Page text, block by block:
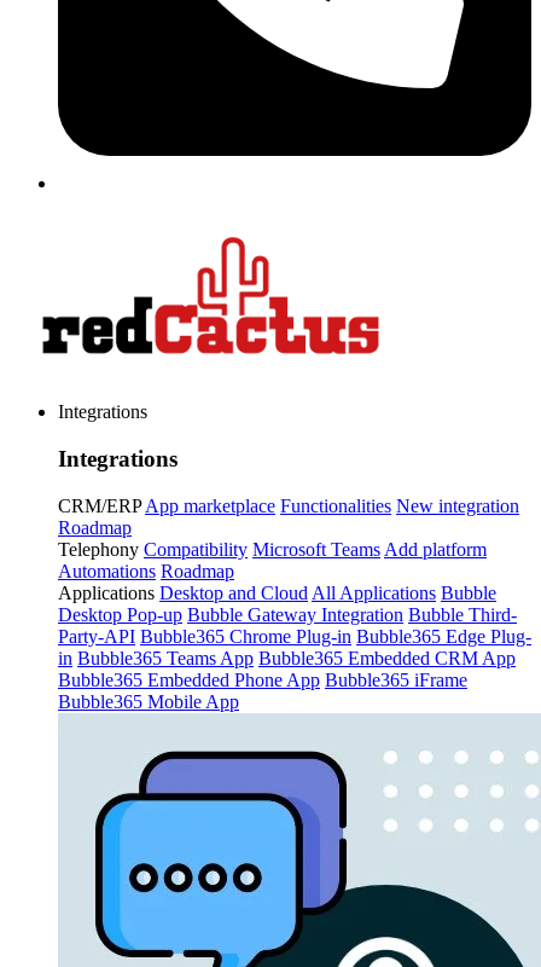
Integrations
Integrations
CRM/ERP App marketplace Functionalities New integration
Roadmap
Telephony Compatibility Microsoft Teams Add platform
Automations Roadmap
Applications Desktop and Cloud All Applications Bubble
Desktop Pop-up Bubble Gateway Integration Bubble Third-
Party-API Bubble365 Chrome Plug-in Bubble365 Edge Plug-
in Bubble365 Teams App Bubble365 Embedded CRM App
Bubble365 Embedded Phone App Bubble365 iFrame
Bubble365 Mobile App